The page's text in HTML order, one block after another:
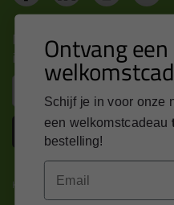
Nieuws, tips en exclusieve
inbox
Kitcentrum is trots op:
Ontvang een
Schijf je in voor onze
een welkomstcadeau
bestelling!
Email